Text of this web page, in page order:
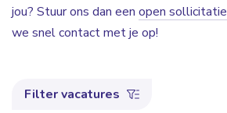
jou? Stuur ons dan een open sollicitatie
we snel contact met je op!
Filter vacatures